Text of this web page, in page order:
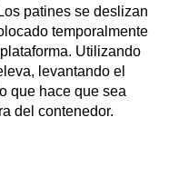
Los patines se deslizan
temporalmente
Utilizando
levantando el
que hace que sea
del contenedor.